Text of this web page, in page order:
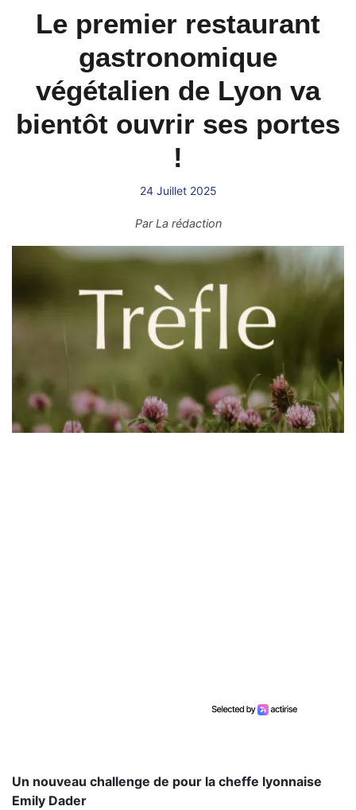
Le premier restaurant
gastronomique
végétalien de Lyon va
bientôt ouvrir ses portes
!
24 Juillet 2025
ParLa rédaction
Un nouveau challenge de pour la cheffe lyonnaise
Emily Dader